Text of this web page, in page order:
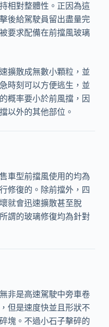
相對整體性。正因為這
後給駕駛員留出盡量完
要求配備在前擋風玻璃
擴散成無數小顆粒，並
時刻可以方便逃生，並
概率要小於前風擋，因
以外的其他部位。
車型前擋風使用的均為
修復的。除前擋外，四
就會迅速擴散甚至脫
謂的玻璃修復均為針對
非是高速駕駛中旁車卷
但是速度快並且形狀不
塊。不過小石子擊碎的